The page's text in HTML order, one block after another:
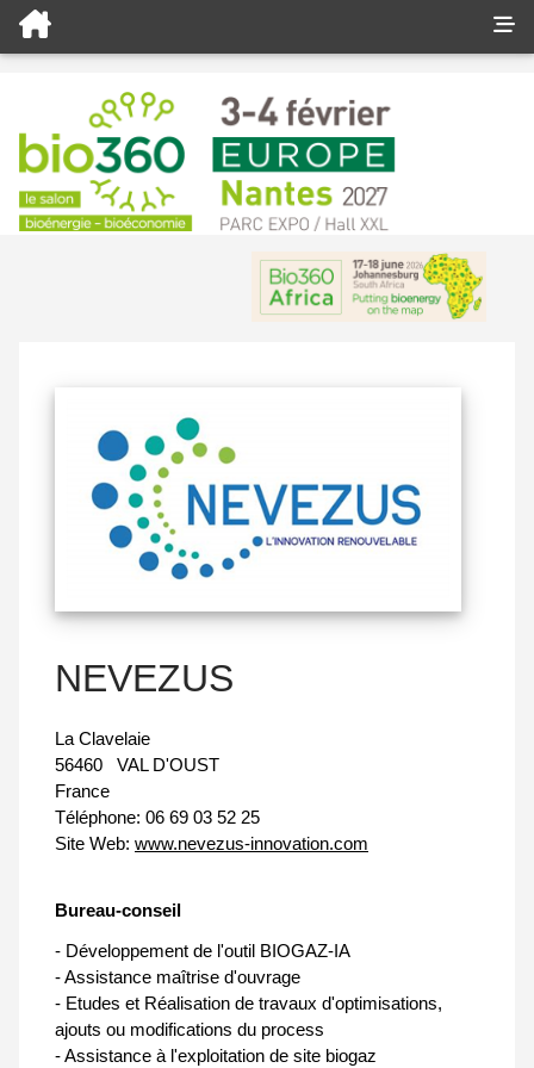
NEVEZUS
La Clavelaie
56460
VAL D'OUST
France
Téléphone: 06 69 03 52 25
Site Web: www.nevezus-innovation.com
Bureau-conseil
- Développement de l'outil BIOGAZ-IA
- Assistance maîtrise d'ouvrage
- Etudes et Réalisation de travaux d'optimisations,
ajouts ou modifications du process
- Assistance à l'exploitation de site biogaz